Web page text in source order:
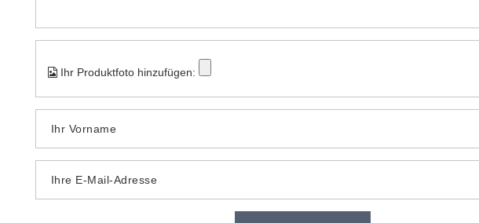
Ihr Produktfoto hinzufügen:
Ihr Vorname
Ihre E-Mail-Adresse